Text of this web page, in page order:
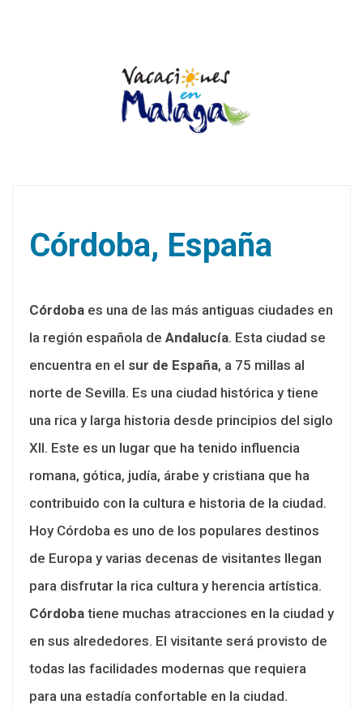
Córdoba, España
Córdoba es una de las más antiguas ciudades en
la región española de Andalucía. Esta ciudad se
encuentra en el sur de España, a 75 millas al
norte de Sevilla. Es una ciudad histórica y tiene
una rica y larga historia desde principios del siglo
XII. Este es un lugar que ha tenido influencia
romana, gótica, judía, árabe y cristiana que ha
contribuido con la cultura e historia de la ciudad.
Hoy Córdoba es uno de los populares destinos
de Europa y varias decenas de visitantes llegan
para disfrutar la rica cultura y herencia artística.
Córdoba tiene muchas atracciones en la ciudad y
en sus alrededores. El visitante será provisto de
todas las facilidades modernas que requiera
para una estadía confortable en la ciudad.